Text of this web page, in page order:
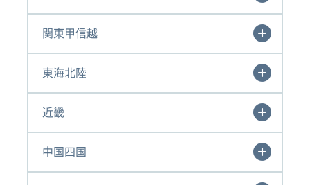
関東甲信越
東海北陸
近畿
中国四国